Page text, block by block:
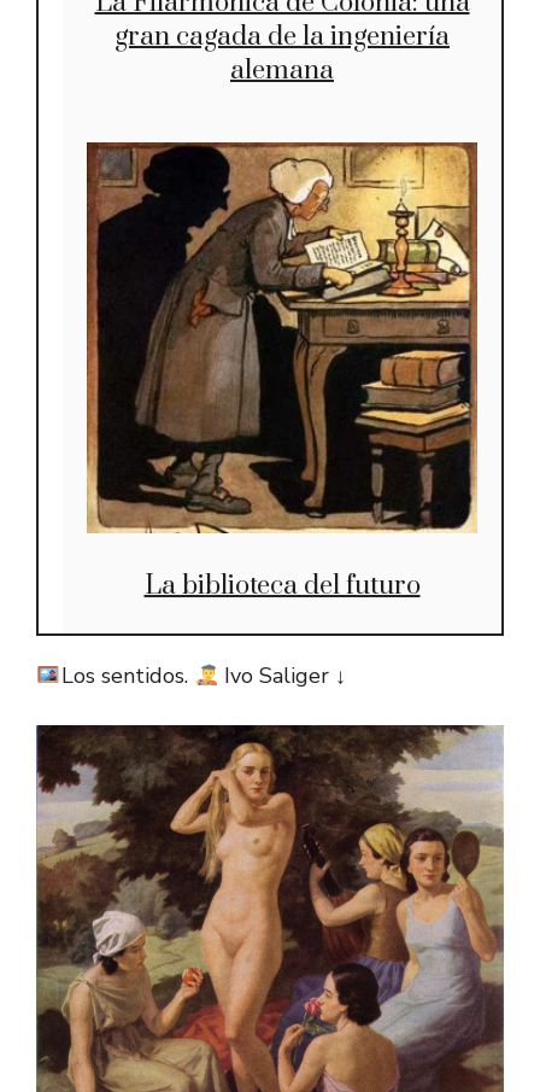
gran cagada de la ingeniería
alemana
La biblioteca del futuro
Los sentidos. Ivo Saliger ↓